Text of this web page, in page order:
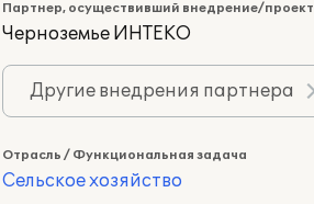
Партнер, осуществивший внедрение/проект
Черноземье ИНТЕКО
Другие внедрения партнера
Отрасль / Функциональная задача
Сельское хозяйство